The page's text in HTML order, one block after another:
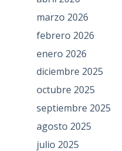
marzo 2026
febrero 2026
enero 2026
diciembre 2025
octubre 2025
septiembre 2025
agosto 2025
julio 2025